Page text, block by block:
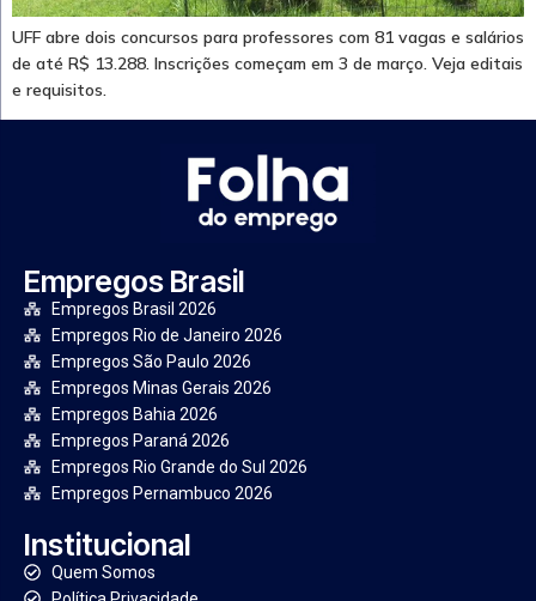
UFF abre dois concursos para professores com 81 vagas e salários
de até R$ 13.288. Inscrições começam em 3 de março. Veja editais
e requisitos.
Empregos Brasil
Empregos Brasil 2026
Empregos Rio de Janeiro 2026
Empregos São Paulo 2026
Empregos Minas Gerais 2026
Empregos Bahia 2026
Empregos Paraná 2026
Empregos Rio Grande do Sul 2026
Empregos Pernambuco 2026
Institucional
Quem Somos